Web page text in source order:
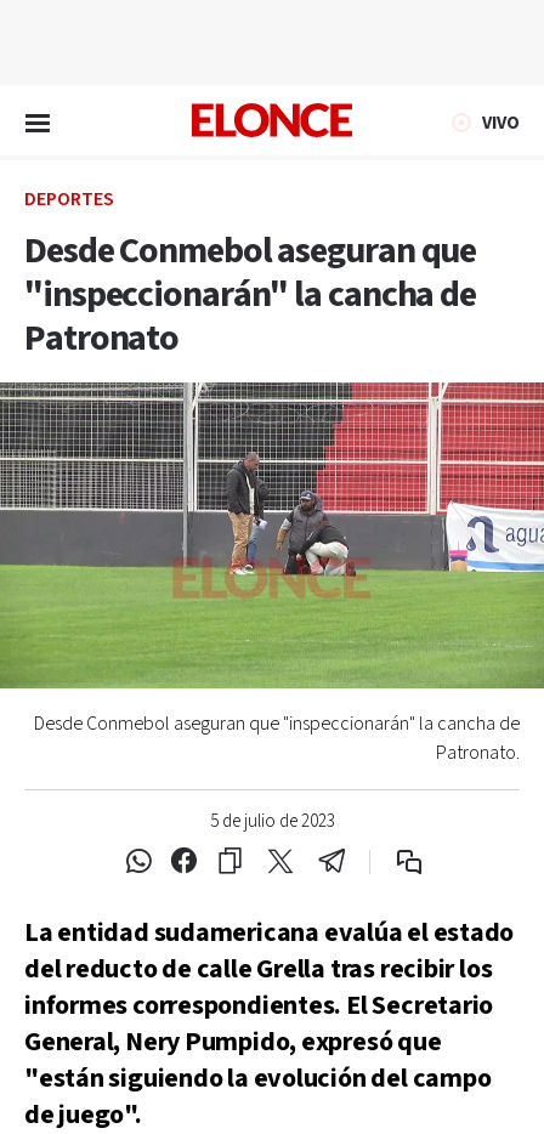
VIVO
DEPORTES
Desde Conmebol aseguran que
"inspeccionarán" la cancha de
Patronato
5 de julio de 2023
Desde Conmebol aseguran que "inspeccionarán" la cancha de
Patronato.
La entidad sudamericana evalúa el estado
del reducto de calle Grella tras recibir los
informes correspondientes. El Secretario
General, Nery Pumpido, expresó que
"están siguiendo la evolución del campo
de juego".